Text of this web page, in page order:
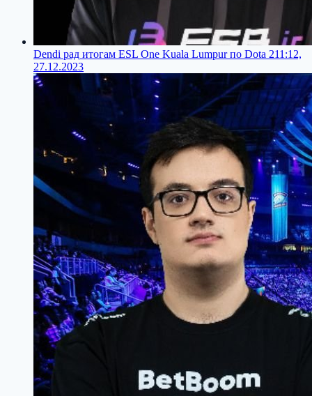
Dendi рад итогам ESL One Kuala Lumpur по Dota 211:12,
27.12.2023